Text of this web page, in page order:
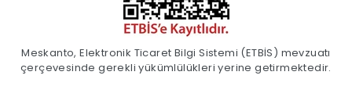
Meskanto, Elektronik Ticaret Bilgi Sistemi (ETBİS) mevzuatı
çerçevesinde gerekli yükümlülükleri yerine getirmektedir.